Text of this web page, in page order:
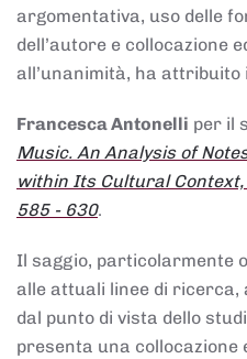
argomentativa, uso delle
dell’autore e collocazione
all’unanimità, ha attribuito
Francesca Antonelli per il
Music. An Analysis of
within Its Cultural Context,
585 - 630.
Il saggio, particolarmente
alle attuali linee di ricerca,
dal punto di vista dello
presenta una collocazione